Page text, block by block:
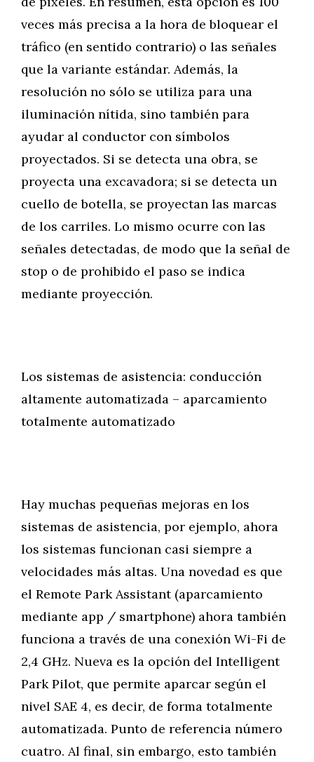
veces más precisa a la hora de bloquear el
tráfico (en sentido contrario) o las señales
que la variante estándar. Además, la
resolución no sólo se utiliza para una
iluminación nítida, sino también para
ayudar al conductor con símbolos
proyectados. Si se detecta una obra, se
proyecta una excavadora; si se detecta un
cuello de botella, se proyectan las marcas
de los carriles. Lo mismo ocurre con las
señales detectadas, de modo que la señal de
stop o de prohibido el paso se indica
mediante proyección.
Los sistemas de asistencia: conducción
altamente automatizada – aparcamiento
totalmente automatizado
Hay muchas pequeñas mejoras en los
sistemas de asistencia, por ejemplo, ahora
los sistemas funcionan casi siempre a
velocidades más altas. Una novedad es que
el Remote Park Assistant (aparcamiento
mediante app / smartphone) ahora también
funciona a través de una conexión Wi-Fi de
2,4 GHz. Nueva es la opción del Intelligent
Park Pilot, que permite aparcar según el
nivel SAE 4, es decir, de forma totalmente
automatizada. Punto de referencia número
cuatro. Al final, sin embargo, esto también